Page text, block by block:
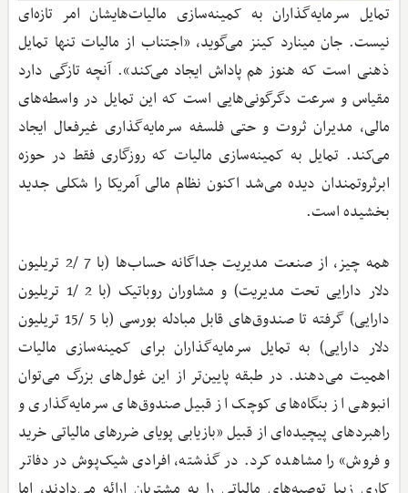
تمایل سرمایه‌گذاران به کمینه‌سازی مالیات‌هایشان امر تازه‌ای
نیست. جان مینارد کینز می‌گوید، «اجتناب از مالیات تنها تمایل
ذهنی است که هنوز هم پاداش ایجاد می‌کند». آنچه تازگی دارد
مقیاس و سرعت دگرگونی‌هایی است که این تمایل در واسطه‌‌های
مالی، مدیران ثروت و حتی فلسفه سرمایه‌گذاری غیرفعال ایجاد
می‌کند. تمایل به کمینه‌سازی مالیات که روزگاری فقط در حوزه
ابرثروتمندان دیده می‌شد اکنون نظام مالی آمریکا را شکلی جدید
بخشیده است.
همه چیز، از صنعت مدیریت جداگانه حساب‌ها (با 7 /2 تریلیون
دلار دارایی تحت مدیریت) و مشاوران روباتیک (با 2 /1 تریلیون
دارایی) گرفته تا صندوق‌های قابل مبادله بورسی (با 5 /15 تریلیون
دلار دارایی) به تمایل سرمایه‌گذاران برای کمینه‌سازی مالیات
اهمیت می‌دهند. در طبقه پایین‌تر از این غول‌های بزرگ می‌توان
انبوهی از بنگاه‌های کوچک از قبیل صندوق‌های سرمایه‌گذاری و
راهبردهای پیچیده‌ای از قبیل «بازیابی پویای ضررهای مالیاتی خرید
و فروش» را مشاهده کرد. در گذشته، افرادی شیک‌پوش در دفاتر